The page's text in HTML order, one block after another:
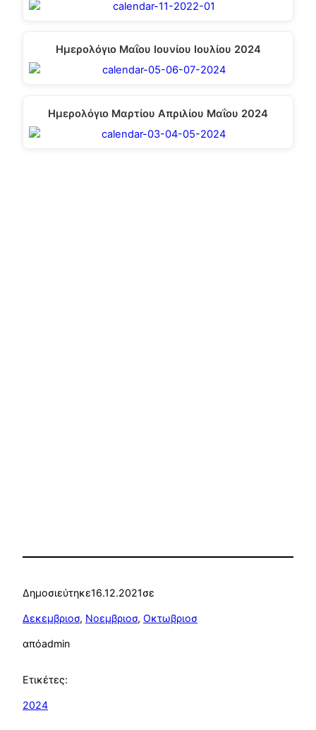
Ημερολόγιο Μαΐου Ιουνίου Ιουλίου 2024
Ημερολόγιο Μαρτίου Απριλίου Μαΐου 2024
Δημοσιεύτηκε16.12.2021σε
Δεκεμβριοσ, Νοεμβριοσ, Οκτωβριοσ
απόadmin
Ετικέτες:
2024